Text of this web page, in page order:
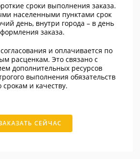
сроки выполнения заказа.
населенными пунктами срок
день, внутри города – в день
заказа.
и оплачивается по
расценкам. Это связано с
дополнительных ресурсов
выполнения обязательств
срокам и качеству.
СЕЙЧАС